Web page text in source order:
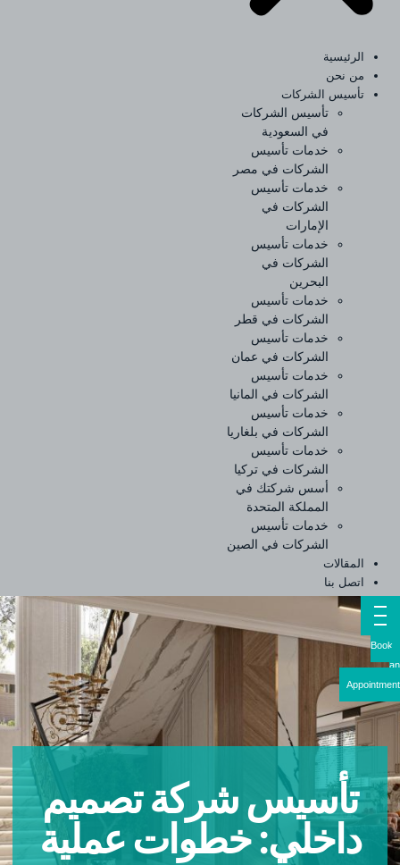
الرئيسية
من نحن
تأسيس الشركات
تأسيس الشركات
في السعودية
خدمات تأسيس
الشركات في مصر
خدمات تأسيس
الشركات في
الإمارات
خدمات تأسيس
الشركات في
البحرين
خدمات تأسيس
الشركات في قطر
خدمات تأسيس
الشركات في عمان
خدمات تأسيس
الشركات في المانيا
خدمات تأسيس
الشركات في بلغاريا
خدمات تأسيس
الشركات في تركيا
أسس شركتك في
المملكة المتحدة
خدمات تأسيس
الشركات في الصين
المقالات
اتصل بنا
تأسيس شركة تصميم
داخلي: خطوات عملية